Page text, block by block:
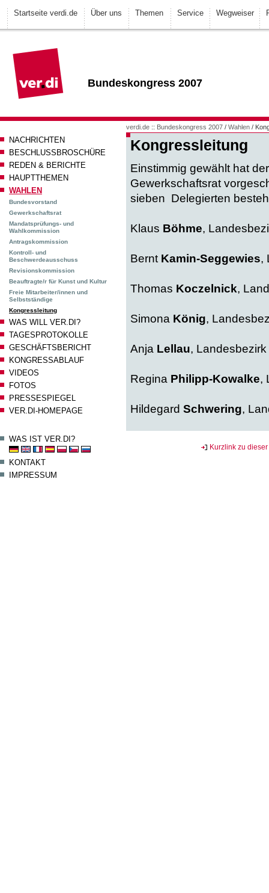
Startseite verdi.de Über uns Themen Service Wegweiser
Bundeskongress 2007
NACHRICHTEN
BESCHLUSSBROSCHÜRE
REDEN & BERICHTE
HAUPTTHEMEN
WAHLEN
Bundesvorstand
Gewerkschaftsrat
Mandatsprüfungs- und
Wahlkommission
Antragskommission
Kontroll- und
Beschwerdeausschuss
Revisionskommission
Beauftragte/r für Kunst und Kultur
Freie Mitarbeiter/innen und
Selbstständige
Kongressleitung
WAS WILL VER.DI?
TAGESPROTOKOLLE
GESCHÄFTSBERICHT
KONGRESSABLAUF
VIDEOS
FOTOS
PRESSESPIEGEL
VER.DI-HOMEPAGE
WAS IST VER.DI?
KONTAKT
IMPRESSUM
verdi.de :: Bundeskongress 2007 /Wahlen /
Kongressleitung
Einstimmig gewählt hat
Gewerkschaftsrat
sieben Delegierten
Klaus Böhme,
Bernt Kamin-Seggewies,
Thomas Koczelnick,
Simona König,
Anja Lellau,
Regina Philipp-Kowalke,
HildegardSchwering,
Kurzlink zu